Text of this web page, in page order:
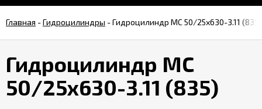
Главная -Гидроцилиндры -Гидроцилиндр МС 50/25х630-3.11 (835)
Гидроцилиндр МС
50/25х630-3.11 (835)